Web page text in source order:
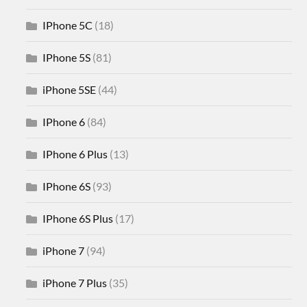
IPhone 5C (18)
IPhone 5S (81)
iPhone 5SE (44)
IPhone 6 (84)
IPhone 6 Plus (13)
IPhone 6S (93)
IPhone 6S Plus (17)
iPhone 7 (94)
iPhone 7 Plus (35)